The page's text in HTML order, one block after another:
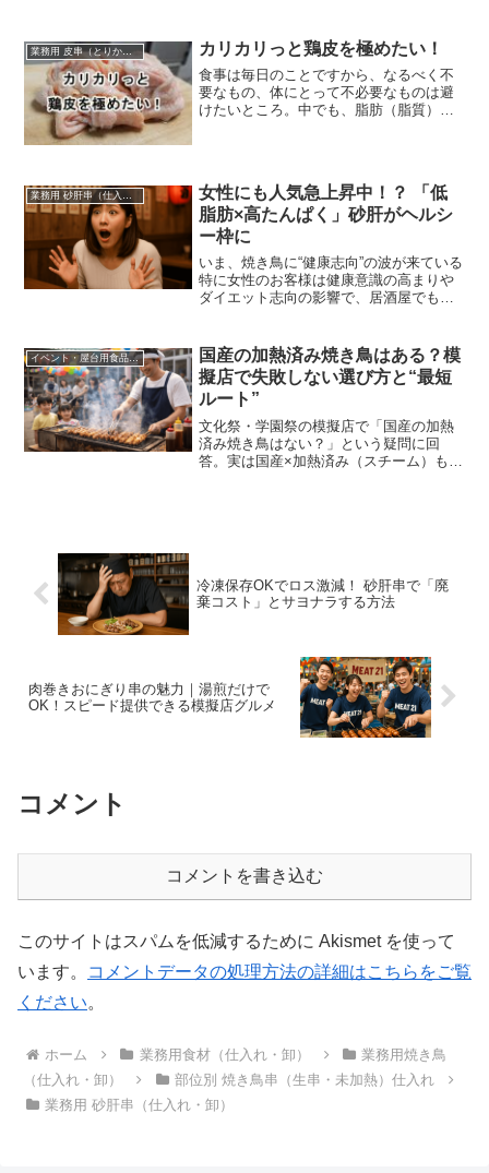
カリカリっと鶏皮を極めたい！
食事は毎日のことですから、なるべく不
要なもの、体にとって不必要なものは避
けたいところ。中でも、脂肪（脂質）の
因になったりいろいろと良くないことは
理解していても、脂肪の多い食べ物っ
て、なかなか止められないし、かなり気
をつけておかないと、何気なく食べてし
まっていたりもしますね。「チキンは皮
をとって食べます」なんて言ったりしま
すが、鶏の皮は旨味の宝庫。焼き鳥でも1
位2位を争うほどの人気の部位になりま
業務用 砂肝串（仕入れ・卸）
女性にも人気急上昇中！？ 「低
脂肪×高たんぱく」砂肝がヘルシ
ー枠に
いま、焼き鳥に“健康志向”の波が来ている
特に女性のお客様は健康意識の高まりや
ダイエット志向の影響で、居酒屋でもヘ
なのです。
イベント・屋台用食品（文化祭・学園祭・夏祭り）
国産の加熱済み焼き鳥はある？模
擬店で失敗しない選び方と“最短
ルート”
文化祭・学園祭の模擬店で「国産の加熱
済み焼き鳥はない？」という疑問に回
答。実は国産×加熱済み（スチーム）もあ
冷凍保存OKでロス激減！ 砂肝串で「廃
棄コスト」とサヨナラする方法
肉巻きおにぎり串の魅力｜湯煎だけで
OK！スピード提供できる模擬店グルメ
コメント
コメントを書き込む
このサイトはスパムを低減するために Akismet を使って
います。
コメントデータの処理方法の詳細はこちらをご覧
ください。
ホーム 業務用食材（仕入れ・卸）
業務用焼き鳥
（仕入れ・卸）
部位別 焼き鳥串（生串・未加熱）仕入れ
業務用 砂肝串（仕入れ・卸）